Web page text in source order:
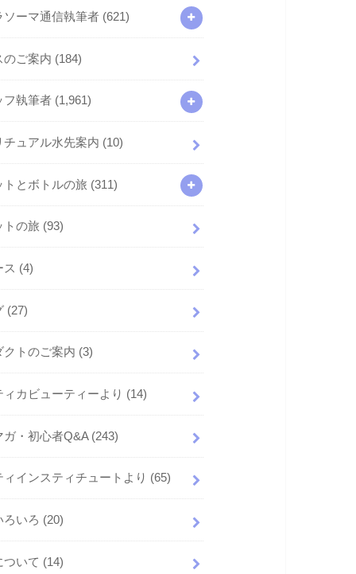
ソーマ通信執筆者 (621)
のご案内 (184)
フ執筆者 (1,961)
チュアル水先案内 (10)
トとボトルの旅 (311)
トの旅 (93)
ス (4)
(27)
クトのご案内 (3)
ィカビューティーより (14)
ガ・初心者Q&A (243)
ィインスティチュートより (65)
ろいろ (20)
ついて (14)